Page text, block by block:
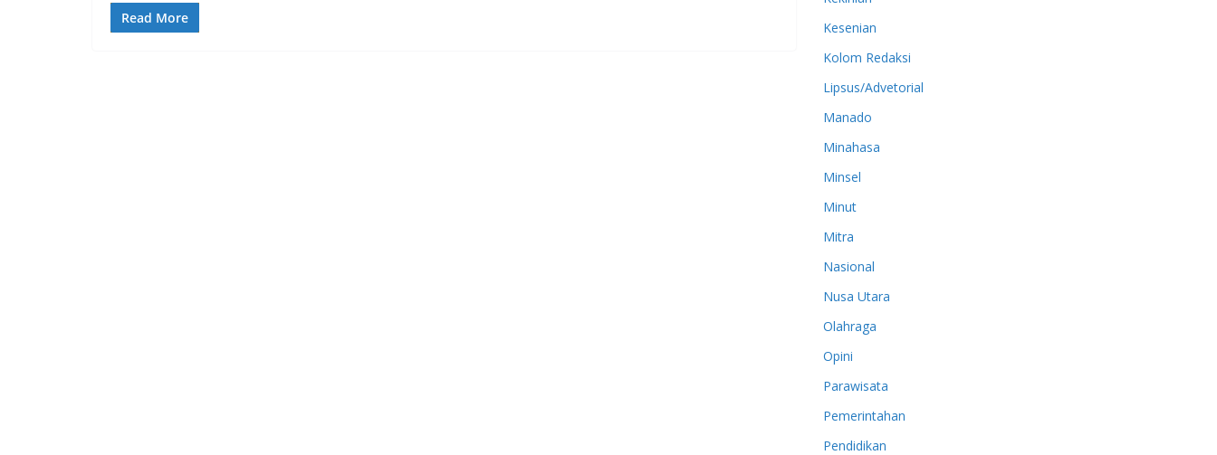
Read More
Kesenian
Kolom Redaksi
Lipsus/Advetorial
Manado
Minahasa
Minsel
Minut
Mitra
Nasional
Nusa Utara
Olahraga
Opini
Parawisata
Pemerintahan
Pendidikan